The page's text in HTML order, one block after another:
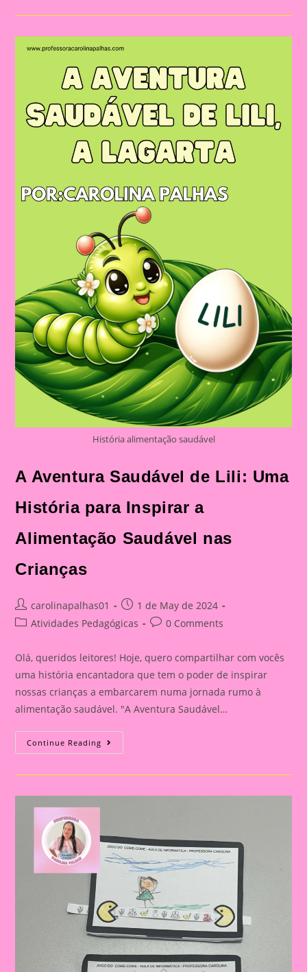
História alimentação saudável
A Aventura Saudável de Lili: Uma
História para Inspirar a
Alimentação Saudável nas
Crianças
Post
author:
carolinapalhas01
Post
published:
1 de May de 2024
PostAtividades Pedagógicas
Post0 Comments
Olá, queridos leitores! Hoje, quero compartilhar com vocês
uma história encantadora que tem o poder de inspirar
nossas crianças a embarcarem numa jornada rumo à
alimentação saudável. "A Aventura Saudável…
Continue Reading A
Aventura
De
Alimentação
Saudável
Nas
Crianças